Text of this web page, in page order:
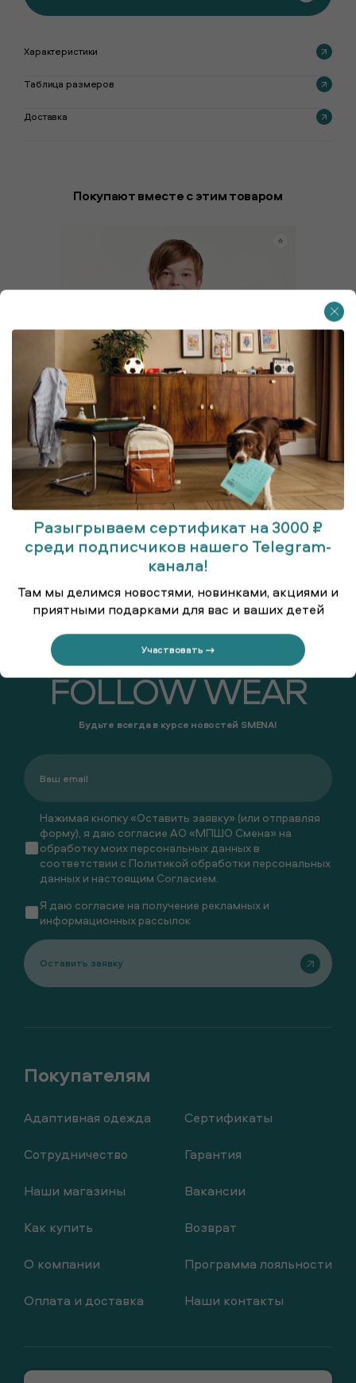
Характеристики
Таблица размеров
Доставка
Покупают вместе с этим товаром
Куртка удлинённая (парка)
Адаптивная одежда
Сотрудничество
Наши магазины
Как купить
О компании
Оплата и доставка
Сертификаты
Гарантия
Вакансии
Возврат
Программа лояльности
Наши контакты
FOLLOW WEAR
Будьте всегда в курсе новостей SMENA!
Нажимая кнопку «Оставить заявку» (или отправляя
форму), я даю согласие АО «МПШО Смена» на
обработку моих персональных данных в
соответствии с Политикой обработки персональных
данных и настоящим Согласием.
Я даю согласие на получение рекламных и
информационных рассылок
Оставить заявку
Разыгрываем сертификат на 3000 ₽
среди подписчиков нашего Telegram-
канала!
Там мы делимся новостями, новинками, акциями и
приятными подарками для вас и ваших детей
Участвовать →